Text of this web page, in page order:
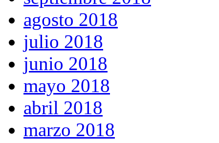
agosto 2018
julio 2018
junio 2018
mayo 2018
abril 2018
marzo 2018